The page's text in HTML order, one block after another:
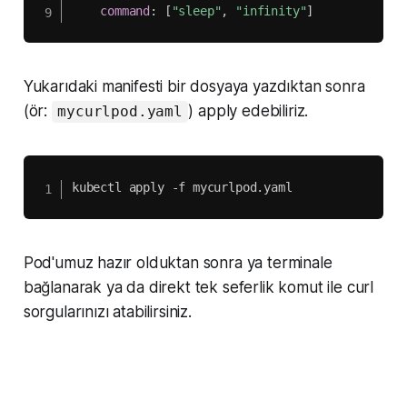
command : [ "sleep" , "infinity"]
Yukarıdaki manifesti bir dosyaya yazdıktan sonra
(ör:
mycurlpod.yaml ) apply edebiliriz.
kubectl apply -f mycurlpod.yaml
Pod'umuz hazır olduktan sonra ya terminale
bağlanarak ya da direkt tek seferlik komut ile curl
sorgularınızı atabilirsiniz.